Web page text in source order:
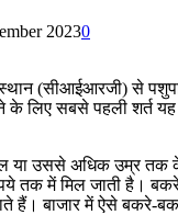
20230
(सीआईआरजी) से
लिए सबसे पहली शर्त
उससे अधिक उम्र तक
तक में मिल जाती है।
हैं। बाजार में ऐसे बकरे-